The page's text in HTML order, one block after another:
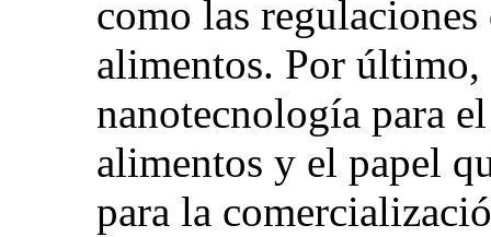
como las
alimentos. Por último,
nanotecnología para
alimentos y el papel
para la